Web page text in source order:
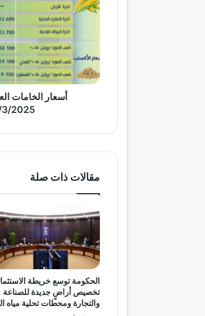
العلفية
26/3/2025
أسعار الخامات
2025
مقالات ذات صلة
الحكومة توسع خريطة
تخصيص أراضٍ جديدة للصناعة
والتجارة ومحطات تحلية مياه